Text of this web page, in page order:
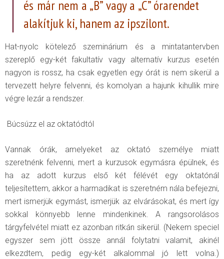
és már nem a „B” vagy a „C” órarendet
alakítjuk ki, hanem az ipszilont.
Hat-nyolc kötelező szeminárium és a mintatantervben
szereplő egy-két fakultatív vagy alternatív kurzus esetén
nagyon is rossz, ha csak egyetlen egy órát is nem sikerül a
tervezett helyre felvenni, és komolyan a hajunk kihullik mire
végre lezár a rendszer.
Búcsúzz el az oktatódtól
Vannak órák, amelyeket az oktató személye miatt
szeretnénk felvenni, mert a kurzusok egymásra épülnek, és
ha az adott kurzus első két félévét egy oktatónál
teljesítettem, akkor a harmadikat is szeretném nála befejezni,
mert ismerjük egymást, ismerjük az elvárásokat, és mert így
sokkal könnyebb lenne mindenkinek. A rangsorolásos
tárgyfelvétel miatt ez azonban ritkán sikerül. (Nekem speciel
egyszer sem jött össze annál folytatni valamit, akinél
elkezdtem, pedig egy-két alkalommal jó lett volna.)